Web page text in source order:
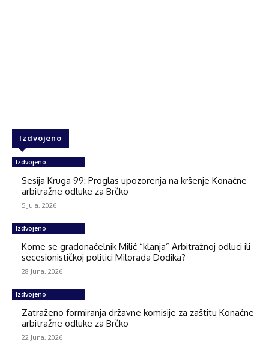
Izdvojeno
Izdvojeno
Sesija Kruga 99: Proglas upozorenja na kršenje Konačne
arbitražne odluke za Brčko
5 Jula, 2026
Izdvojeno
Kome se gradonačelnik Milić “klanja” Arbitražnoj odluci ili
secesionističkoj politici Milorada Dodika?
28 Juna, 2026
Izdvojeno
Zatraženo formiranja državne komisije za zaštitu Konačne
arbitražne odluke za Brčko
22 Juna, 2026